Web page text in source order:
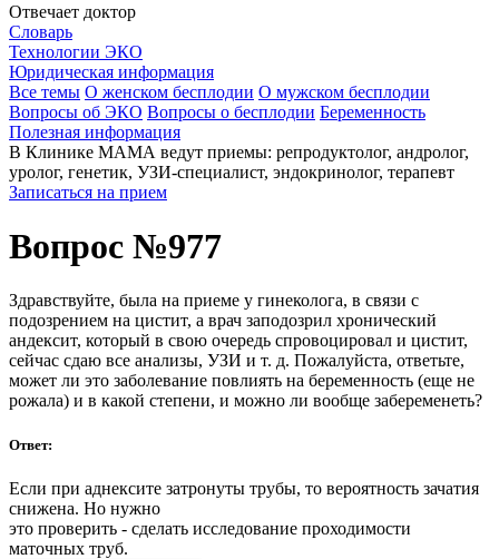
Отвечает доктор
Словарь
Технологии ЭКО
Юридическая информация
Все темы О женском бесплодии О мужском бесплодии
Вопросы об ЭКО Вопросы о бесплодии Беременность
Полезная информация
В Клинике МАМА ведут приемы: репродуктолог, андролог,
уролог, генетик, УЗИ-специалист, эндокринолог, терапевт
Записаться на прием
Вопрос №977
Здравствуйте, была на приеме у гинеколога, в связи с
подозрением на цистит, а врач заподозрил хронический
андексит, который в свою очередь спровоцировал и цистит,
сейчас сдаю все анализы, УЗИ и т. д. Пожалуйста, ответьте,
может ли это заболевание повлиять на беременность (еще не
рожала) и в какой степени, и можно ли вообще забеременеть?
Ответ:
Если при аднексите затронуты трубы, то вероятность зачатия
снижена. Но нужно
это проверить - сделать исследование проходимости
маточных труб.